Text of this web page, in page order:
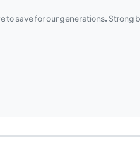
save for our generations.